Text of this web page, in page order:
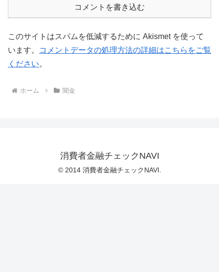
コメントを書き込む
このサイトはスパムを低減するために Akismet を使って
います。
コメントデータの処理方法の詳細はこちらをご覧
ください。
ホーム 闇金
消費者金融チェックNAVI
© 2014 消費者金融チェックNAVI.